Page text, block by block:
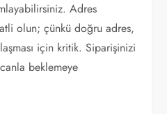
Adres
olun; çünkü doğru adres,
için kritik. Siparişinizi
beklemeye